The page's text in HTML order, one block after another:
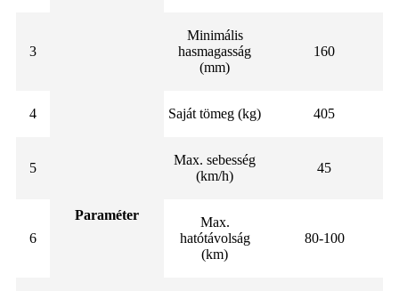
Paraméter
3
Minimális
hasmagasság
(mm)
160
4 Saját tömeg (kg) 405
5
Max. sebesség
(km/h)
45
6
Max.
hatótávolság
(km)
80-100